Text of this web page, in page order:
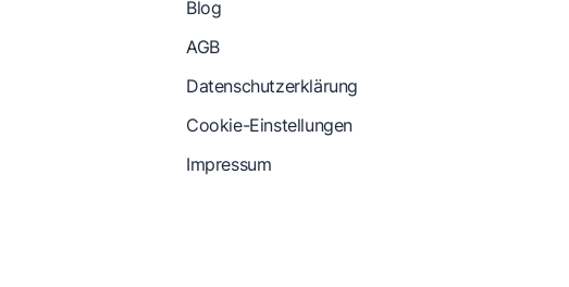
Blog
AGB
Datenschutzerklärung
Cookie-Einstellungen
Impressum